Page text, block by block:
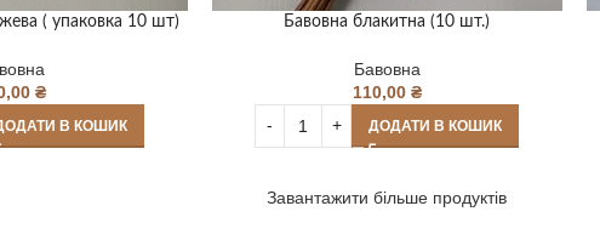
( упаковка 10 шт)
₴
В КОШИК
Бавовна блакитна (10 шт.)
Бавовна
110,00 ₴
ДОДАТИ В КОШИК
Завантажити більше продуктів